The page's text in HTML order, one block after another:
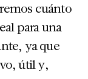
cuánto
para una
ya que
útil y,